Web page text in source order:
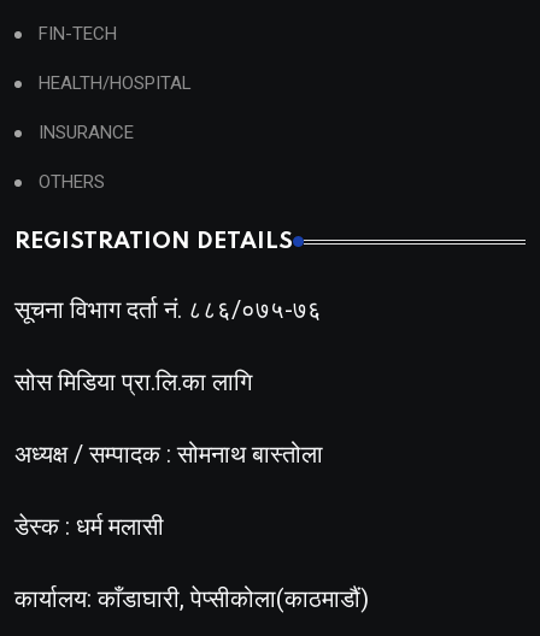
FIN-TECH
HEALTH/HOSPITAL
INSURANCE
OTHERS
REGISTRATION DETAILS
सूचना विभाग दर्ता नं. ८८६/०७५-७६
सोस मिडिया प्रा.लि.का लागि
अध्यक्ष / सम्पादक : सोमनाथ बास्तोला
डेस्क : धर्म मलासी
कार्यालय: काँडाघारी, पेप्सीकोला(काठमाडौं)